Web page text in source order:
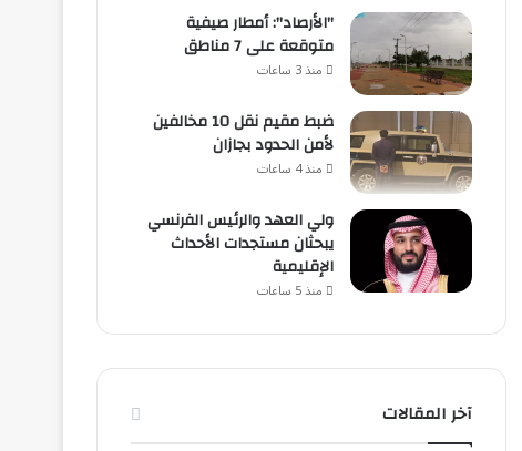
"الأرصاد": أمطار صيفية
متوقعة على 7 مناطق
منذ 3 ساعات
ضبط مقيم نقل 10 مخالفين
لأمن الحدود بجازان
منذ 4 ساعات
ولي العهد والرئيس الفرنسي
يبحثان مستجدات الأحداث
الإقليمية
منذ 5 ساعات
آخر المقالات